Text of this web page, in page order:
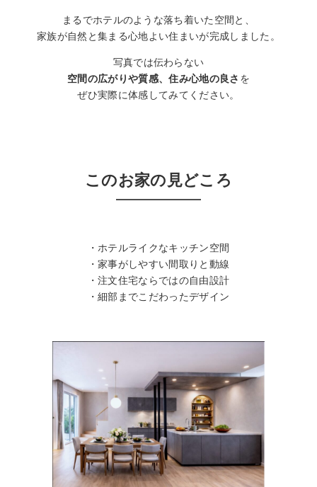
まるでホテルのような落ち着いた空間と、
家族が自然と集まる心地よい住まいが完成しました。
写真では伝わらない
空間の広がりや質感、住み心地の良さ を
ぜひ実際に体感してみてください。
このお家の見どころ
・ホテルライクなキッチン空間
・家事がしやすい間取りと動線
・注文住宅ならではの自由設計
・細部までこだわったデザイン